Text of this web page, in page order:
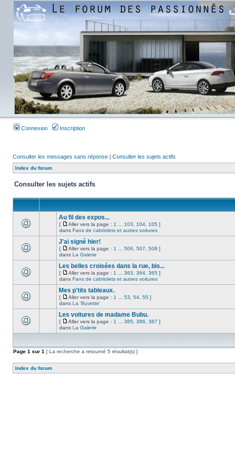
Connexion Inscription
Consulter les messages sans réponse | Consulter les sujets actifs
Index du forum
Consulter les sujets actifs
Au fil des expos...
[ Aller vers la page : 1 103 104 105 ]
dans Fans de cabriolets et autres voitures
J'ai signé hier!
[ Aller vers la page : 1 506 507 508 ]
dans La Galerie
Les belles croisées dans la rue, bis...
[ Aller vers la page : 1 363 364 365 ]
dans Fans de cabriolets et autres voitures
Mes p'tits tableaux.
[ Aller vers la page : 1 53 54 55 ]
dans La 'Buvette'
Les voitures de madame Bubu.
[ Aller vers la page : 1 385 386 387 ]
dans La Galerie
Page 1 sur 1 [ La recherche a retourné 5 résultat(s) ]
Index du forum